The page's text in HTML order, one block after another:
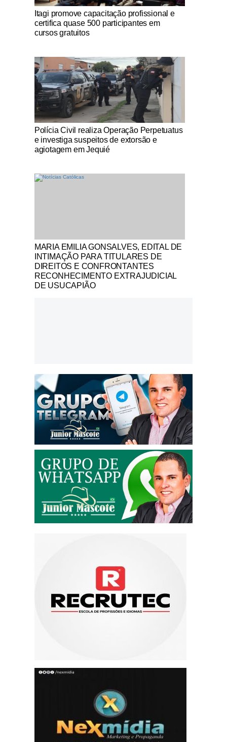
Notícias Católicas
Itagi promove capacitação profissional e
certifica quase 500 participantes em
cursos gratuitos
Notícias Católicas
Polícia Civil realiza Operação Perpetuatus
e investiga suspeitos de extorsão e
agiotagem em Jequié
Notícias Católicas
MARIA EMILIA GONSALVES, EDITAL DE
INTIMAÇÃO PARA TITULARES DE
DIREITOS E CONFRONTANTES
RECONHECIMENTO EXTRAJUDICIAL
DE USUCAPIÃO